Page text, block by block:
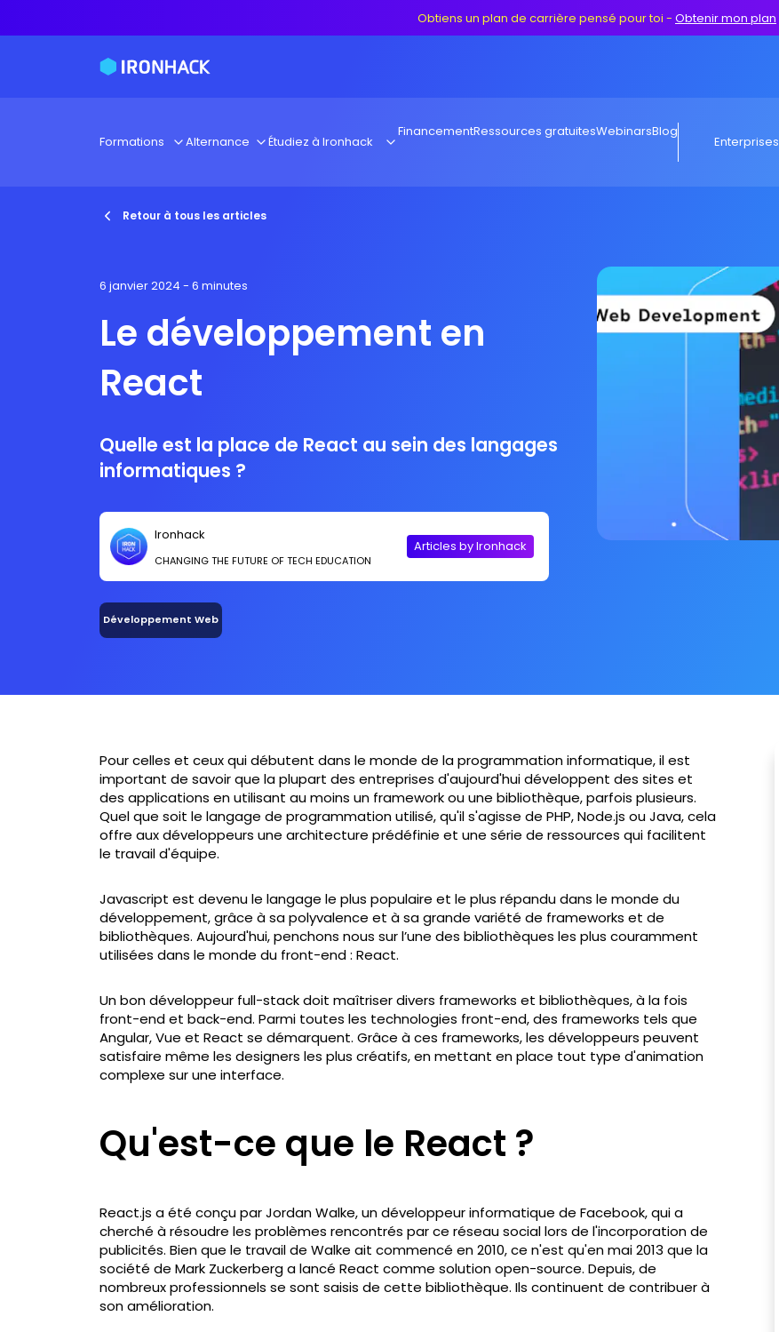
Obtiens un plan de carrière pensé pour toi - Obtenir mon plan
Formations Alternance Étudiez à Ironhack
FinancementRessources gratuitesWebinarsBlog
Enterprises
Retour à tous les articles
6 janvier 2024 - 6 minutes
Le développement en
React
Quelle est la place de React au sein des langages
informatiques ?
Ironhack
CHANGING THE FUTURE OF TECH EDUCATION
Articles by Ironhack
Développement Web
Pour celles et ceux qui débutent dans le monde de la programmation informatique, il est
important de savoir que la plupart des entreprises d'aujourd'hui développent des sites et
des applications en utilisant au moins un framework ou une bibliothèque, parfois plusieurs.
Quel que soit le langage de programmation utilisé, qu'il s'agisse de PHP, Node.js ou Java, cela
offre aux développeurs une architecture prédéfinie et une série de ressources qui facilitent
le travail d'équipe.
Javascript est devenu le langage le plus populaire et le plus répandu dans le monde du
développement, grâce à sa polyvalence et à sa grande variété de frameworks et de
bibliothèques. Aujourd'hui, penchons nous sur l’une des bibliothèques les plus couramment
utilisées dans le monde du front-end : React.
Un bon développeur full-stack doit maîtriser divers frameworks et bibliothèques, à la fois
front-end et back-end. Parmi toutes les technologies front-end, des frameworks tels que
Angular, Vue et React se démarquent. Grâce à ces frameworks, les développeurs peuvent
satisfaire même les designers les plus créatifs, en mettant en place tout type d'animation
complexe sur une interface.
Qu'est-ce que le React ?
React.js a été conçu par Jordan Walke, un développeur informatique de Facebook, qui a
cherché à résoudre les problèmes rencontrés par ce réseau social lors de l'incorporation de
publicités. Bien que le travail de Walke ait commencé en 2010, ce n'est qu'en mai 2013 que la
société de Mark Zuckerberg a lancé React comme solution open-source. Depuis, de
nombreux professionnels se sont saisis de cette bibliothèque. Ils continuent de contribuer à
son amélioration.